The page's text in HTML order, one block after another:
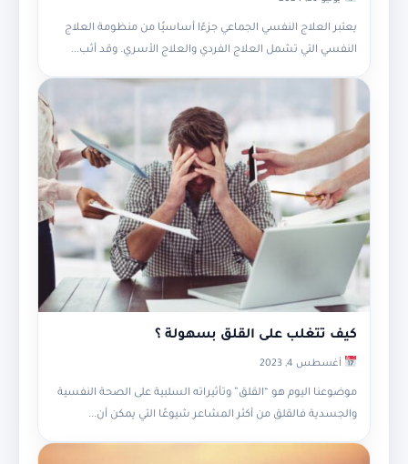
يعتبر العلاج النفسي الجماعي جزءًا أساسيًا من منظومة العلاج
النفسي التي تشمل العلاج الفردي والعلاج الأسري. وقد أثب...
كيف تتغلب على القلق بسهولة ؟
أغسطس 4, 2023
موضوعنا اليوم هو “القلق” وتأثيراته السلبية على الصحة النفسية
والجسدية فالقلق من أكثر المشاعر شيوعًا التي يمكن أن...